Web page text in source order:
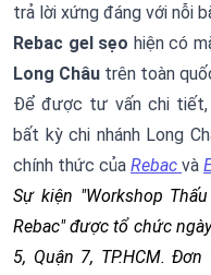
trả lời xứng đáng với nỗi
Rebac gel sẹo hiện có
Long Châu trên toàn
Để được tư vấn chi
bất kỳ chi nhánh Long
chính thức của Rebac và
Sự kiện "Workshop
Rebac" được tổ chức
5, Quận 7, TP.HCM.